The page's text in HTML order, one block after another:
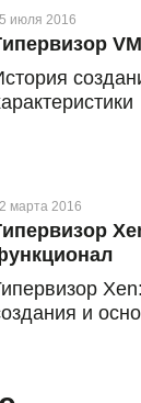
более
специальный
июля 2016
марта 2016
и